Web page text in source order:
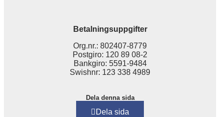
Betalningsuppgifter
Org.nr.: 802407-8779
Postgiro: 120 89 08-2
Bankgiro: 5591-9484
Swishnr: 123 338 4989
Dela denna sida
Dela sida